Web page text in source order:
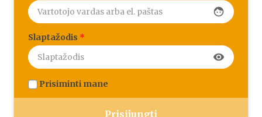
face
Slaptažodis *
visibility
Prisiminti mane